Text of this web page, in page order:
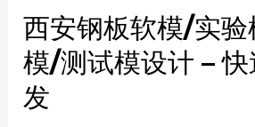
西安钢板软模/实
模/测试模设计 –
发